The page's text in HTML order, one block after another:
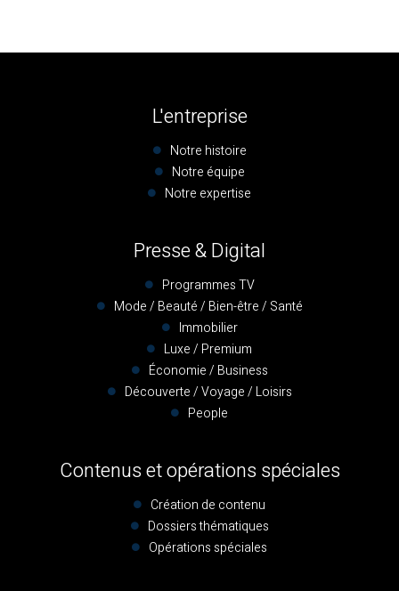
L'entreprise
Notre histoire
Notre équipe
Notre expertise
Presse & Digital
Programmes TV
Mode / Beauté / Bien-être / Santé
Immobilier
Luxe / Premium
Économie / Business
Découverte / Voyage / Loisirs
People
Contenus et opérations spéciales
Création de contenu
Dossiers thématiques
Opérations spéciales